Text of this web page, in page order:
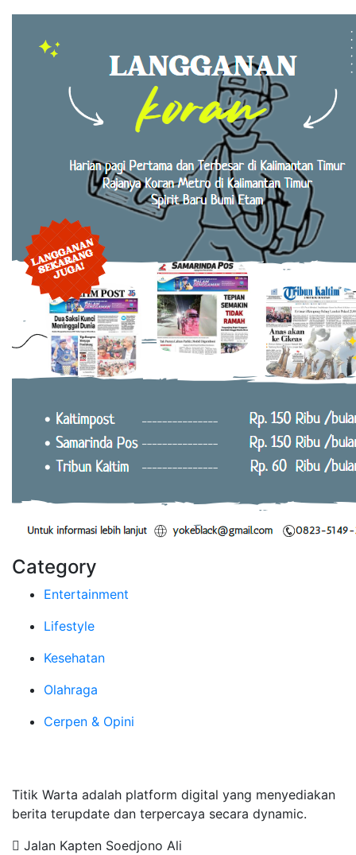
Category
Entertainment
Lifestyle
Kesehatan
Olahraga
Cerpen & Opini
Titik Warta adalah platform digital yang menyediakan
berita terupdate dan terpercaya secara dynamic.
Jalan Kapten Soedjono Ali